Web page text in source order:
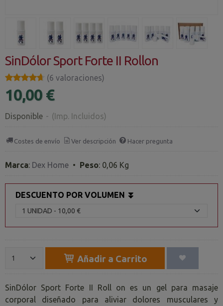
SinDólor Sport Forte II Rollon
★★★★★
★★★★★ (6 valoraciones)
10,00 €
Disponible - (Imp. Incluidos)
Costes de envío Ver descripción Hacer pregunta
Marca: Dex Home • Peso: 0,06 Kg
DESCUENTO POR VOLUMEN ⏬
Añadir a Carrito
SinDólor Sport Forte II Roll on es un gel para masaje
corporal diseñado para aliviar dolores musculares y